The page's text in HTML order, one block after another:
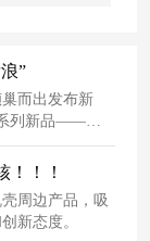
”
而出发布新
系列新品——
子绿茶三个口
！！！
周边产品，吸
新态度。